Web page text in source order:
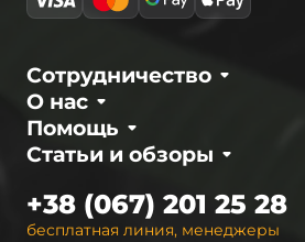
О нас
Сотрудничество
Статьи и обзоры
Помощь
бесплатная линия, менеджеры
+38 (067) 201 25 28